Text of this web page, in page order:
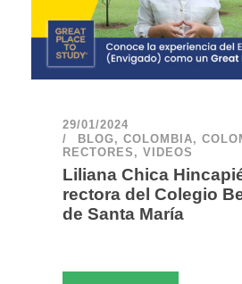
29/01/2024
BLOG, COLOMBIA,
RECTORES , VIDEOS
Liliana Chica
rectora del Colegio
de Santa María